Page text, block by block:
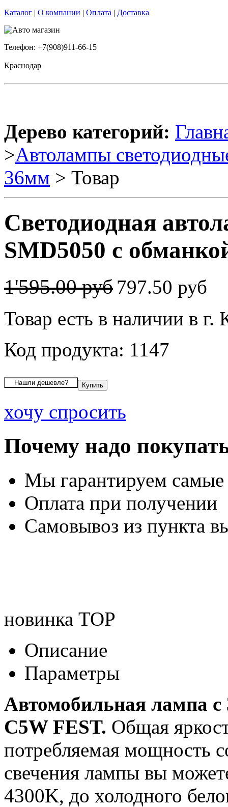
Каталог | О компании | Оплата | Доставка
Телефон: +7(908)911-66-15
Краснодар
Дерево категорий:
>Автолампы
36мм > Товар
Светодиодная
SMD5050 с
1'595.00 руб 797.50 руб
Товар есть в наличии в г.
Код продукта: 1147
хочу спросить
Почему надо
Мы гарантируем
Оплата при получении
Самовывоз из пункта
новинка TOP
Описание
Параметры
Автомобильная лампа
C5W FEST. Общая
потребляемая мощность
свечения лампы вы
4300K, до холодного